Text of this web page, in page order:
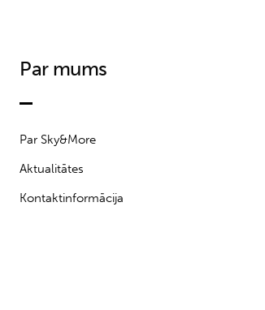
Par mums
Par Sky&More
Aktualitātes
Kontaktinformācija